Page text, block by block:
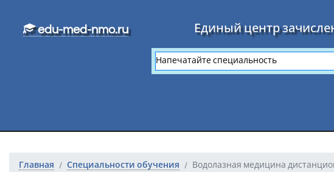
edu-med-nmo.ru Единый центр
Главная Специальности обучения Водолазная медицина